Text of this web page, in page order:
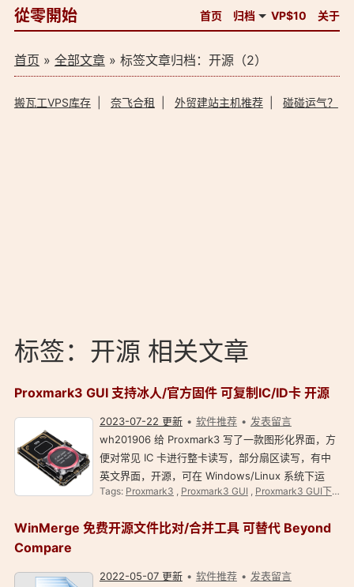
從零開始 首页 归档 VP$10 关于
首页 » 全部文章» 标签文章归档：开源（2）
搬瓦工VPS库存| 奈飞合租 外贸建站主机推荐| 碰碰运气？
标签：开源 相关文章
Proxmark3 GUI 支持冰人/官方固件 可复制IC/ID卡 开源
2023-07-22 更新 软件推荐
发表留言
wh201906 给 Proxmark3 写了一款图形化界面，方
便对常见 IC 卡进行整卡读写，部分扇区读写，有中
英文界面，开源，可在 Windows/Linux 系统下运
行。 Proxmark3 GUI 支持冰人/官方固件 可复制
https://github.com/wh…
Tags: Proxmark3 , Proxmark3 GUI , Proxmark3 GUI下载
WinMerge 免费开源文件比对/合并工具 可替代 Beyond
Compare
2022-05-07 更新 软件推荐
发表留言